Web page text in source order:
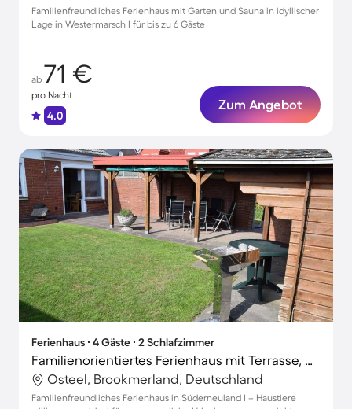
Familienfreundliches Ferienhaus mit Garten und Sauna in idyllischer
Lage in Westermarsch I für bis zu 6 Gäste
ab 71 €
pro Nacht
4.0
Zum Angebot
Ferienhaus ∙ 4 Gäste ∙ 2 Schlafzimmer
Familienorientiertes Ferienhaus mit Terrasse, Garten und Grill | Haustiere sind willkommen
Osteel, Brookmerland, Deutschland
Familienfreundliches Ferienhaus in Süderneuland I – Haustiere